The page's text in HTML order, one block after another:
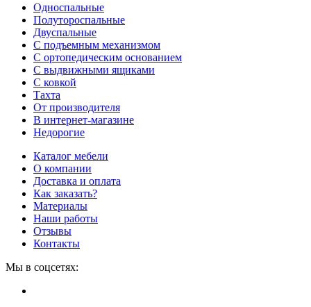
Односпальные
Полутороспальные
Двуспальные
С подъемным механизмом
С ортопедическим основанием
С выдвижными ящиками
С ковкой
Тахта
От производителя
В интернет-магазине
Недорогие
Каталог мебели
О компании
Доставка и оплата
Как заказать?
Материалы
Наши работы
Отзывы
Контакты
Мы в соцсетях: